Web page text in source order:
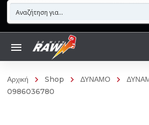
Αρχική Shop ΔΥΝΑΜΟ
0986036780